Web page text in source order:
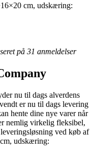
cm, udskæring:
på 31 anmeldelser
nu til dags alverdens
er nu til dags levering
hente dine nye varer når
nemlig virkelig fleksibel,
ved køb af
udskæring: